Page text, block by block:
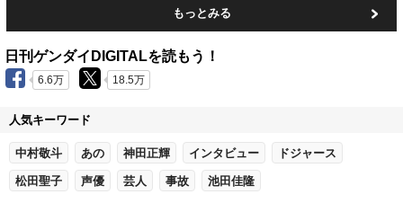
もっとみる
日刊ゲンダイDIGITALを読もう！
6.6万 18.5万
人気キーワード
中村敬斗 あの 神田正輝 インタビュー ドジャース
松田聖子 声優 芸人 事故 池田佳隆